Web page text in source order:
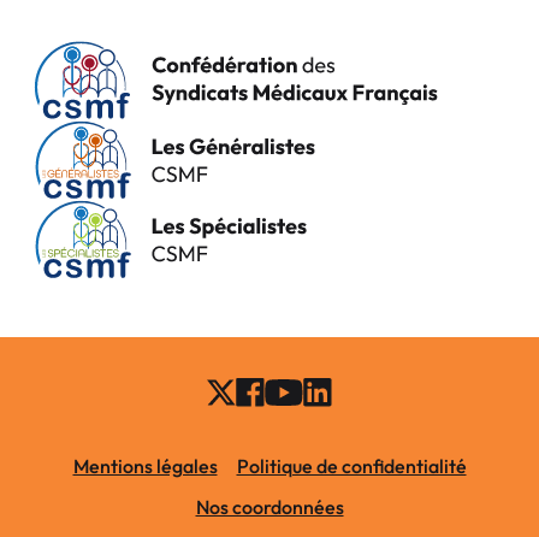
Mentions légales
Politique de confidentialité
Nos coordonnées